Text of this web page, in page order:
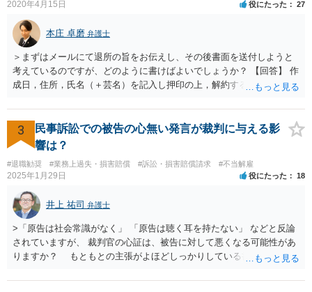
2020年4月15日 役にたった 27
本庄 卓磨 弁護士
＞まずはメールにて退所の旨をお伝えし、その後書面を送付しようと
考えているのですが、どのように書けばよいでしょうか？ 【回答】 作
成日，住所，氏名（＋芸名）を記入し押印の上，解約する旨を伝える
ようなことはありますでしょうか？ 【回答】 特にないと思われます
が，仮に請求された場合はそれが「損害」に該当するのか検討するこ
とになります。 ＞また、事務所をやめる際、「退所後しばらく芸能活
動禁止」「活動するなら名前を変える」ことを事務所側から要求され
たという事例を聞いたことがあります。所属する際にいただいた契約
書にはそのようなことは書いていないのですが、仮にこれらを要求さ
れた場合には断ることは可能なのでしょうか？ 【回答】 契約書に記載
がないのであれば，断ることができる可能性があります。 もし上記の
ような要求をされた場合は，その根拠を明示してもらってください。
3
民事訴訟での被告の心無い発言が裁判に与える影
響は？
#退職勧奨 #業務上過失・損害賠償 #訴訟・損害賠償請求 #不当解雇
2025年1月29日 役にたった 18
井上 祐司 弁護士
>「原告は社会常識がなく」 「原告は聴く耳を持たない」 などと反論
されていますが、 裁判官の心証は、被告に対して悪くなる可能性があ
りますか？ もともとの主張がよほどしっかりしている書面でなけれ
勝ち負けは、法律構成に必要な事実の主張と証拠の的確さに尽きま